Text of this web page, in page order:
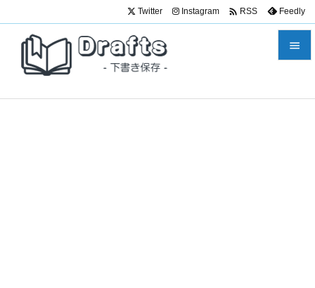

Twitter Instagram  RSS Feedly